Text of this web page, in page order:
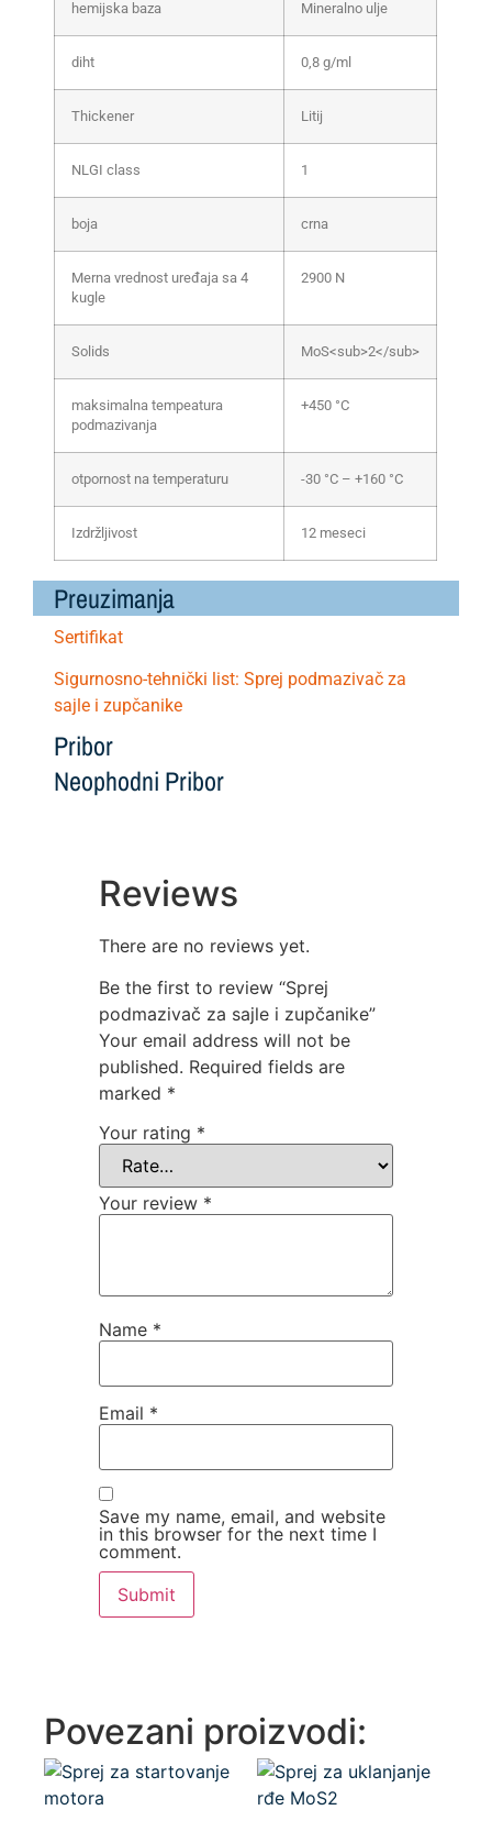
hemijska baza Mineralno ulje
diht 0,8 g/ml
Thickener Litij
NLGI class 1
boja crna
Merna vrednost uređaja sa 4
kugle
2900 N
Solids MoS<sub>2</sub>
maksimalna tempeatura
podmazivanja
+450 °C
otpornost na temperaturu -30 °C – +160 °C
Izdržljivost 12 meseci
Preuzimanja
Sertifikat
Sigurnosno-tehnički list:Sprej podmazivač za
sajle i zupčanike
Pribor
Neophodni Pribor
Reviews
There are no reviews yet.
Be the first to review “Sprej
podmazivač za sajle i zupčanike”
Your email address will not be
published. Required fields are
marked *
Your rating *
Your review *
Name *
Email *
Save my name, email, and website
in this browser for the next time I
comment.
Povezani proizvodi: